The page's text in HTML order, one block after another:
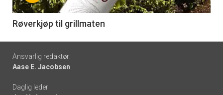
-
6
Røverkjøp til grillmaten
Footer
-
Ansvarlig redaktør:
Aase E. Jacobsen
Daglig leder: